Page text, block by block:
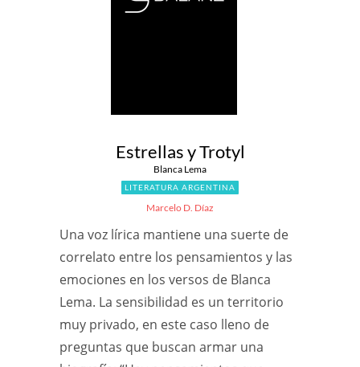
Estrellas y Trotyl
Blanca Lema
LITERATURA ARGENTINA
Marcelo D. Díaz
Una voz lírica mantiene una suerte de
correlato entre los pensamientos y las
emociones en los versos de Blanca
Lema. La sensibilidad es un territorio
muy privado, en este caso lleno de
preguntas que buscan armar una